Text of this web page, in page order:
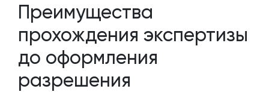
Преимущества
прохождения экспертизы
до оформления
разрешения